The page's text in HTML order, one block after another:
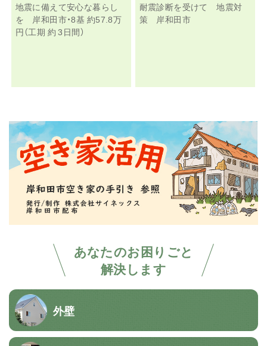
あなたのお困りごと
解決します
外壁
地震に備えて安心な暮らし
を 岸和田市・8基 約57.8万
円（工期 約 3日間）
耐震診断を受けて 地震対
策 岸和田市